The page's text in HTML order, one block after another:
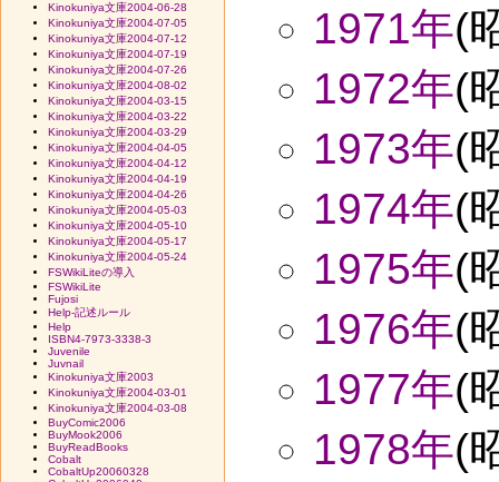
1971年(
1972年(
1973年(
1974年(
1975年(
1976年(
1977年(
1978年(
Kinokuniya文庫2004-06-28
Kinokuniya文庫2004-07-05
Kinokuniya文庫2004-07-12
Kinokuniya文庫2004-07-19
Kinokuniya文庫2004-07-26
Kinokuniya文庫2004-08-02
Kinokuniya文庫2004-03-15
Kinokuniya文庫2004-03-22
Kinokuniya文庫2004-03-29
Kinokuniya文庫2004-04-05
Kinokuniya文庫2004-04-12
Kinokuniya文庫2004-04-19
Kinokuniya文庫2004-04-26
Kinokuniya文庫2004-05-03
Kinokuniya文庫2004-05-10
Kinokuniya文庫2004-05-17
Kinokuniya文庫2004-05-24
FSWikiLiteの導入
FSWikiLite
Fujosi
Help-記述ルール
Help
ISBN4-7973-3338-3
Juvenile
Juvnail
Kinokuniya文庫2003
Kinokuniya文庫2004-03-01
Kinokuniya文庫2004-03-08
BuyComic2006
BuyMook2006
BuyReadBooks
Cobalt
CobaltUp20060328